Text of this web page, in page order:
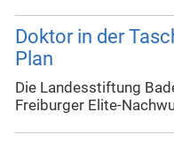
Doktor in der
Plan
Die Landesstiftung
Freiburger Elite-